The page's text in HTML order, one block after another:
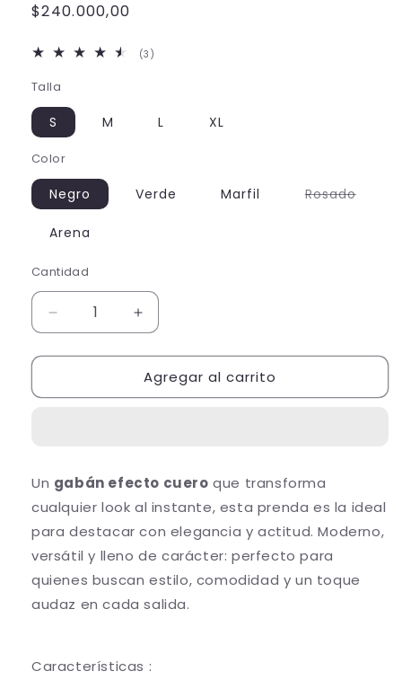
Precio
$240.000,00
(3)
Talla
S M L XL
Color
Negro Verde Marfil Rosado
Arena
Cantidad
Cantidad
Reducir
cantidad
para
Gaban
Aumentar
cantidad
para
10043
Gaban
Agregar al carrito
Un gabán efecto cuero que transforma
cualquier look al instante, esta prenda es la ideal
para destacar con elegancia y actitud. Moderno,
versátil y lleno de carácter: perfecto para
quienes buscan estilo, comodidad y un toque
audaz en cada salida.
Características :